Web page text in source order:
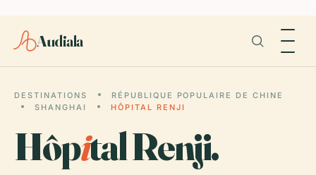
Audiala
DESTINATIONS
RÉPUBLIQUE POPULAIRE DE CHINE
SHANGHAI
HÔPITAL RENJI
Hôpital Renji.